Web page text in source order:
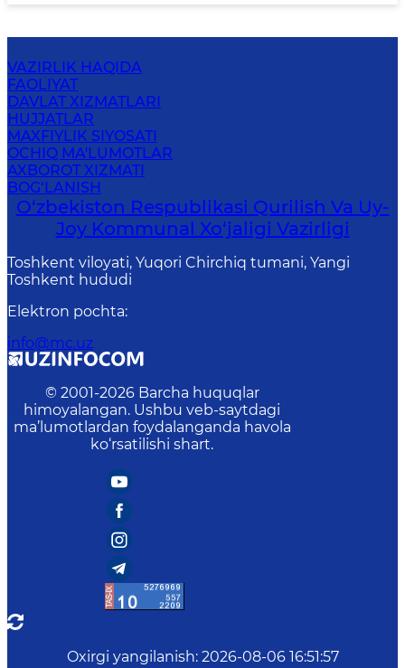
VAZIRLIK HAQIDA
FAOLIYAT
DAVLAT XIZMATLARI
HUJJATLAR
MAXFIYLIK SIYOSATI
OCHIQ MA'LUMOTLAR
AXBOROT XIZMATI
BOG‘LANISH
O‘zbekiston Respublikasi Qurilish Va Uy-
Joy Kommunal Xo‘jaligi Vazirligi
Toshkent viloyati, Yuqori Chirchiq tumani, Yangi
Toshkent hududi
Elektron pochta:
info@mc.uz
© 2001-2026 Barcha huquqlar
himoyalangan. Ushbu veb-saytdagi
ma’lumotlardan foydalanganda havola
ko‘rsatilishi shart.
Oxirgi yangilanish: 2026-08-06 16:51:57